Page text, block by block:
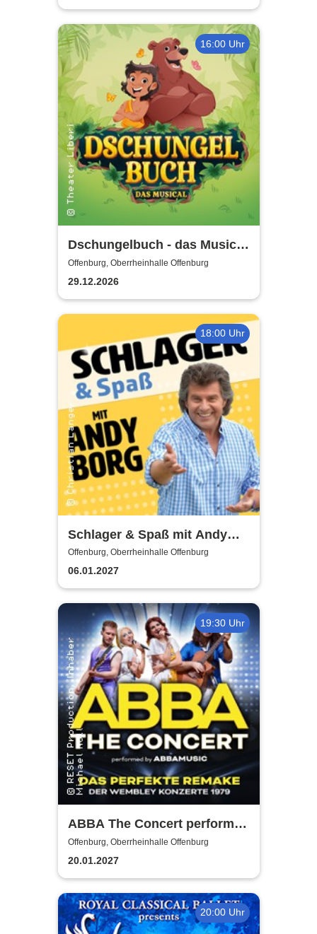
16:00 Uhr
Dschungelbuch - das Musical
| Theater Liberi
Offenburg, Oberrheinhalle Offenburg
29.12.2026
18:00 Uhr
Schlager & Spaß mit Andy
Borg und Gästen
Offenburg, Oberrheinhalle Offenburg
06.01.2027
19:30 Uhr
ABBA The Concert performed
by ABBAMUSIC
Offenburg, Oberrheinhalle Offenburg
20.01.2027
20:00 Uhr